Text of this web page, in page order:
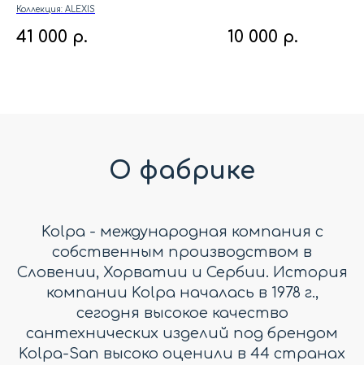
Коллекция: ALEXIS
41 000 р. 10 000 р.
О фабрике
Kolpa - международная компания с
собственным производством в
Словении, Хорватии и Сербии. История
компании Kolpa началась в 1978 г.,
сегодня высокое качество
сантехнических изделий под брендом
Kolpa-San высоко оценили в 44 странах